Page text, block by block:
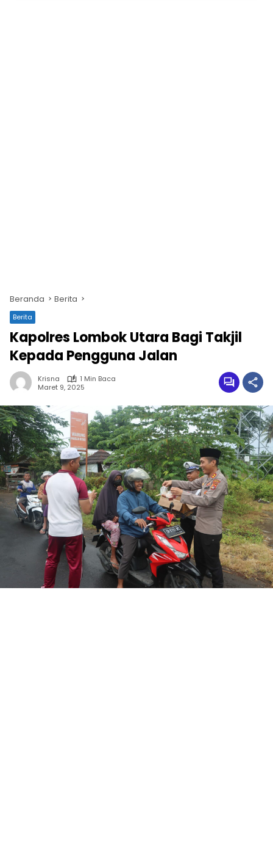
Beranda Berita
Berita
Kapolres Lombok Utara Bagi Takjil
Kepada Pengguna Jalan
Krisna
1 Min Baca
Maret 9, 2025